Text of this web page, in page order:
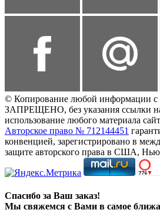
© Копирование любой информации
ЗАПРЕЩЕНО, без указания ссылки
использование любого материала
Авторское право № 712144451
конвенцией, зарегистрировано в
защите авторского права в США,
Спасибо за Ваш заказ!
Мы свяжемся с Вами в самое